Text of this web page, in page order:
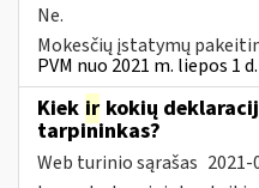
Ne.
Mokesčių įstatymų
PVM nuo 2021 m. liepos 1 d.
Kiek ir kokių
tarpininkas?
Web turinio sąrašas 2021-